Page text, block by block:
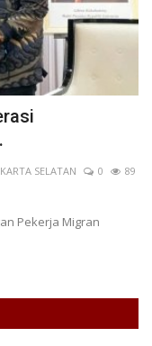
SELATAN 0
89
Pekerja Migran